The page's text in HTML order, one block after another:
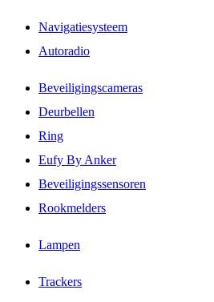
Navigatiesysteem
Autoradio
Beveiligingscameras
Deurbellen
Ring
Eufy By Anker
Beveiligingssensoren
Rookmelders
Lampen
Trackers